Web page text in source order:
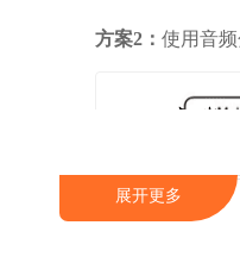
方案2： 使用音
展开更多